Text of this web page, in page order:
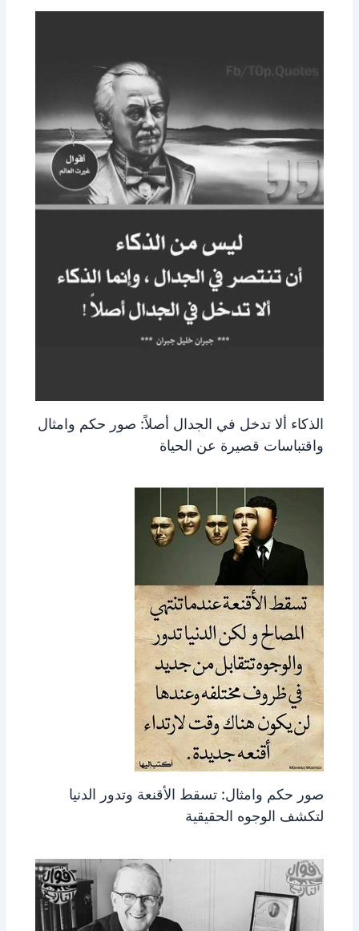
الذكاء ألا تدخل في الجدال أصلاً: صور حكم وامثال
واقتباسات قصيرة عن الحياة
صور حكم وامثال: تسقط الأقنعة وتدور الدنيا
لتكشف الوجوه الحقيقية